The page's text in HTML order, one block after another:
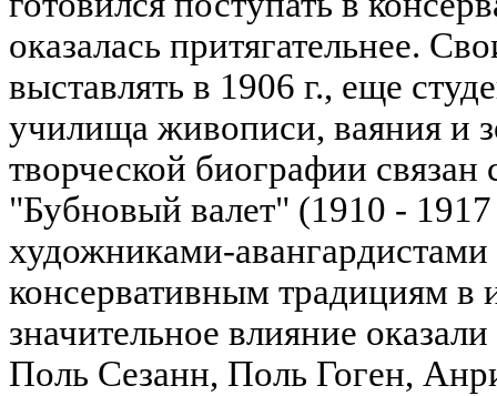
оказалась притягательнее.
выставлять в 1906 г., еще
училища живописи, ваяния и
творческой биографии
"Бубновый валет" (1910 -
художниками-авангардистами
консервативным традициям в
значительное влияние
Поль Сезанн, Поль Гоген,